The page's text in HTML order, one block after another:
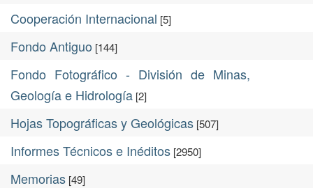
Cooperación Internacional [5]
Fondo Antiguo [144]
Fondo Fotográfico - División de Minas,
Geología e Hidrología [2]
Hojas Topográficas y Geológicas [507]
Informes Técnicos e Inéditos [2950]
Memorias [49]